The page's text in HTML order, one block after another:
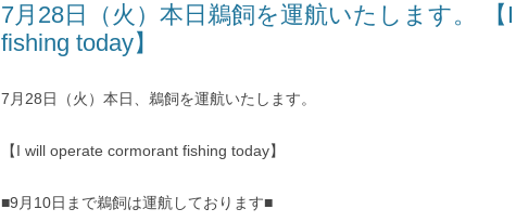
7月28日（火）本日鵜飼を運航いたします。 【
fishing today】
7月28日（火）本日、鵜飼を運航いたします。
【I will operate cormorant fishing today】
■9月10日まで鵜飼は運航しております■